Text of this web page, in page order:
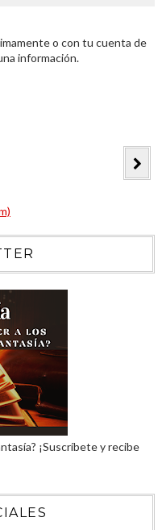
o con tu cuenta de
información.
¡Suscríbete y recibe